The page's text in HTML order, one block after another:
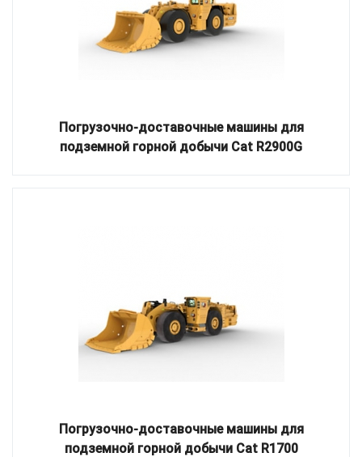
Погрузочно-доставочные машины для
подземной горной добычи Cat R2900G
Погрузочно-доставочные машины для
подземной горной добычи Cat R1700